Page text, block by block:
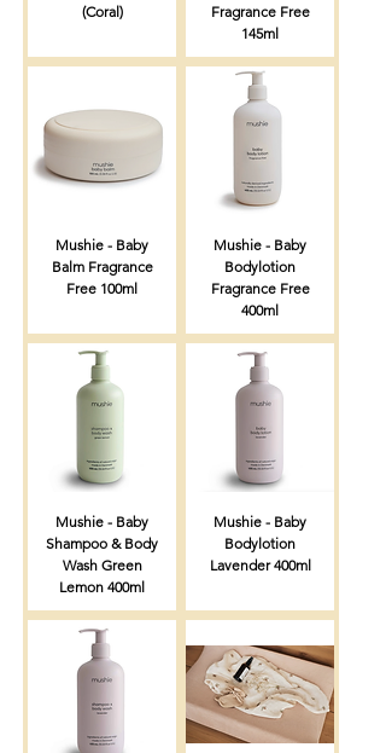
(Coral)
Fragrance Free
145ml
Mushie - Baby
Balm Fragrance
Free 100ml
Mushie - Baby
Bodylotion
Fragrance Free
400ml
Mushie - Baby
Shampoo & Body
Wash Green
Lemon 400ml
Mushie - Baby
Bodylotion
Lavender 400ml